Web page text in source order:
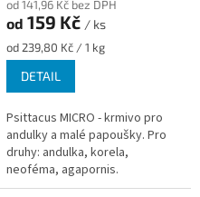
od 141,96 Kč bez DPH
od 159 Kč / ks
Měrná
cena:
od 239,80 Kč / 1 kg
DETAIL
Psittacus MICRO - krmivo pro
andulky a malé papoušky. Pro
druhy: andulka, korela,
neoféma, agapornis.